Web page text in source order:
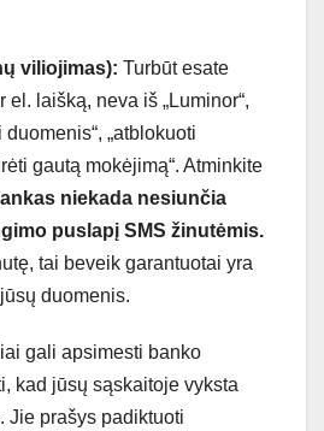
viliojimas): Turbūt esate
laišką, neva iš „Luminor“,
„atblokuoti
gautą mokėjimą“. Atminkite
niekada nesiunčia
puslapį SMS žinutėmis.
tai beveik garantuotai yra
duomenis.
gali apsimesti banko
kad jūsų sąskaitoje vyksta
Jie prašys padiktuoti